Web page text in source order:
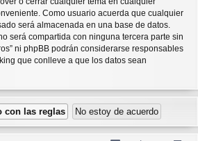
Como usuario acuerda que cualquier
será almacenada en una base de datos.
será compartida con ninguna tercera parte sin
ni phpBB podrán considerarse responsables
que conlleve a que los datos sean